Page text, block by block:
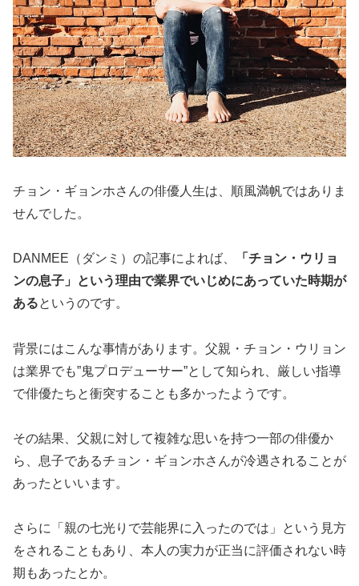
チョン・ギョンホさんの俳優人生は、順風満帆ではありま
せんでした。
DANMEE（ダンミ）の記事によれば、
「チョン・ウリョ
ンの息子」という理由で業界でいじめにあっていた時期が
あるというのです。
背景にはこんな事情があります。父親・チョン・ウリョン
は業界でも”鬼プロデューサー”として知られ、厳しい指導
で俳優たちと衝突することも多かったようです。
その結果、父親に対して複雑な思いを持つ一部の俳優か
ら、息子であるチョン・ギョンホさんが冷遇されることが
あったといいます。
さらに「親の七光りで芸能界に入ったのでは」という見方
をされることもあり、本人の実力が正当に評価されない時
期もあったとか。